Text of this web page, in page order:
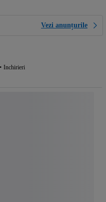
Vezi anunțurile
Inchirieri